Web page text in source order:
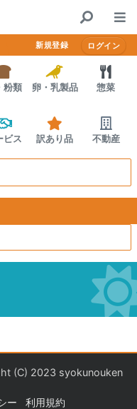
新規登録 ログイン
粉類 卵・乳製品 惣菜
ビス 訳あり品 不動産
(C) 2023 syokunouken
ー 利用規約